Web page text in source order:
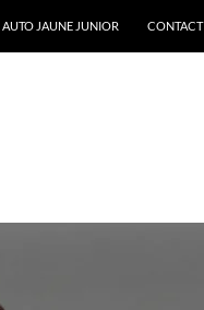
AUTO JAUNE JUNIOR CONTACT